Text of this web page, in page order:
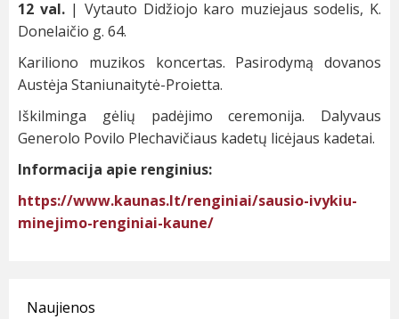
12 val.| Vytauto Didžiojo karo muziejaus sodelis, K.
Donelaičio g. 64.
Kariliono muzikos koncertas. Pasirodymą dovanos
Austėja Staniunaitytė-Proietta.
Iškilminga gėlių padėjimo ceremonija. Dalyvaus
Generolo Povilo Plechavičiaus kadetų licėjaus kadetai.
Informacija apie renginius:
https://www.kaunas.lt/renginiai/sausio-ivykiu-
minejimo-renginiai-kaune/
Naujienos